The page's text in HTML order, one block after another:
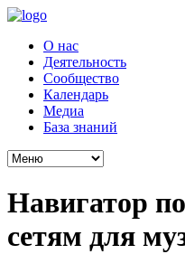
О нас
Деятельность
Сообщество
Календарь
Медиа
База знаний
Навигатор
сетям для